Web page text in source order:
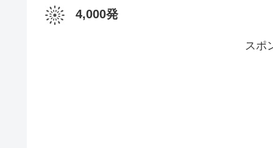
4,000発
スポ